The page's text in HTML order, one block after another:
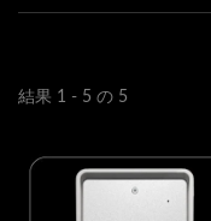
結果 1 - 5 の 5